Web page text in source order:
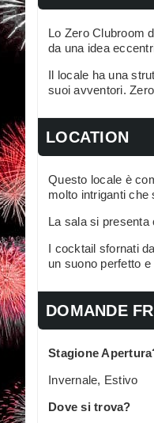
Lo Zero Clubroom
da una idea
Il locale ha una
suoi avventori.
LOCATION
Questo locale è
molto intriganti che
La sala si presenta
I cocktail sfornati
un suono perfetto e
DOMANDE
Stagione
Invernale, Estivo
Dove si trova?